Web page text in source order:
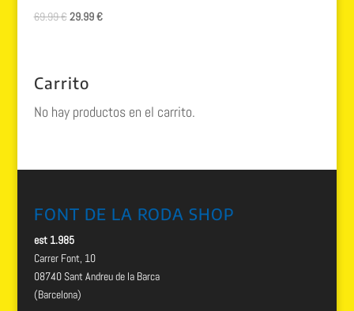
69.99€El
69.99 €.
29.99€El
Carrito
No hay productos en el carrito.
FONT DE LA RODA SHOP
est 1.985
Carrer Font, 10
08740 Sant Andreu de la Barca
(Barcelona)